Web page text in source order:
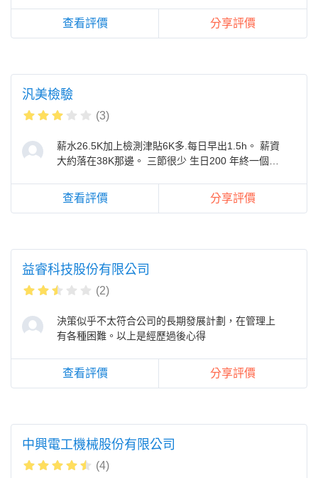
查看評價 分享評價
汎美檢驗
(3)
薪水26.5K加上檢測津貼6K多.每日早出1.5h。 薪資
大約落在38K那邊。 三節很少 生日200 年終一個
查看評價 分享評價
益睿科技股份有限公司
(2)
決策似乎不太符合公司的長期發展計劃，在管理上
有各種困難。以上是經歷過後心得
查看評價 分享評價
中興電工機械股份有限公司
(4)